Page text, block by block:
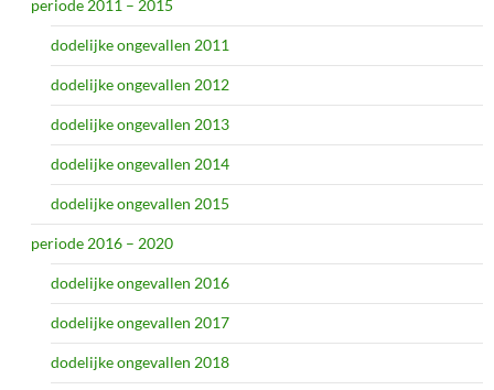
periode 2011 – 2015
dodelijke ongevallen 2011
dodelijke ongevallen 2012
dodelijke ongevallen 2013
dodelijke ongevallen 2014
dodelijke ongevallen 2015
periode 2016 – 2020
dodelijke ongevallen 2016
dodelijke ongevallen 2017
dodelijke ongevallen 2018